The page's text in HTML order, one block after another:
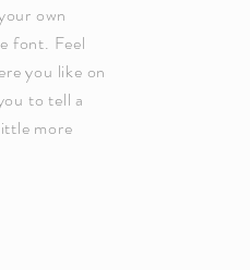
own
font. Feel
you like on
to tell a
more